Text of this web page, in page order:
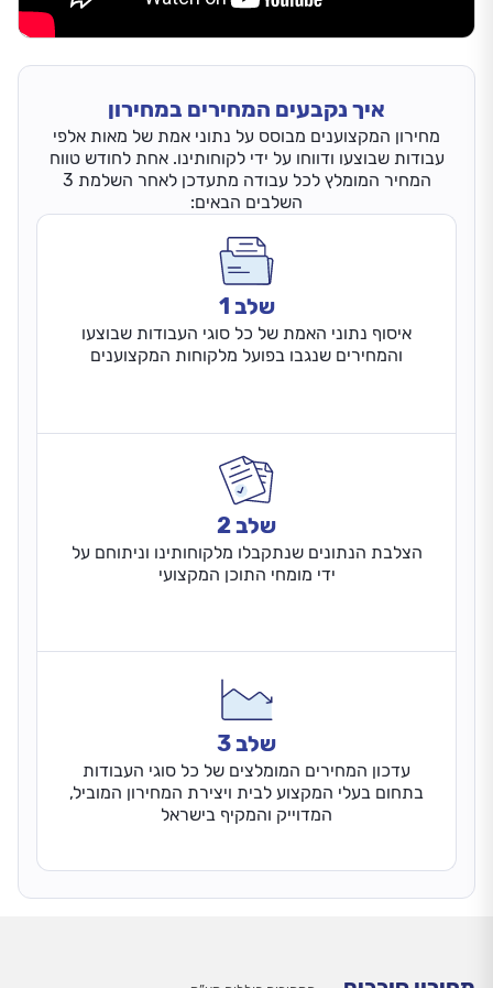
איך נקבעים המחירים במחירון
מחירון המקצוענים מבוסס על נתוני אמת של מאות אלפי
עבודות שבוצעו ודווחו על ידי לקוחותינו. אחת לחודש טווח
המחיר המומלץ לכל עבודה מתעדכן לאחר השלמת 3
השלבים הבאים:
שלב 1
איסוף נתוני האמת של כל סוגי העבודות שבוצעו
והמחירים שנגבו בפועל מלקוחות המקצוענים
שלב 2
הצלבת הנתונים שנתקבלו מלקוחותינו וניתוחם על
ידי מומחי התוכן המקצועי
שלב 3
עדכון המחירים המומלצים של כל סוגי העבודות
בתחום בעלי המקצוע לבית ויצירת המחירון המוביל,
המדוייק והמקיף בישראל